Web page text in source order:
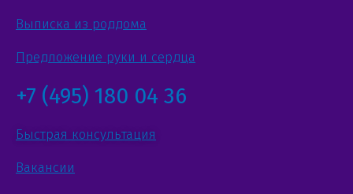
Выписка из роддома
Предложение руки и сердца
+7 (495) 180 04 36
Быстрая консультация
Вакансии